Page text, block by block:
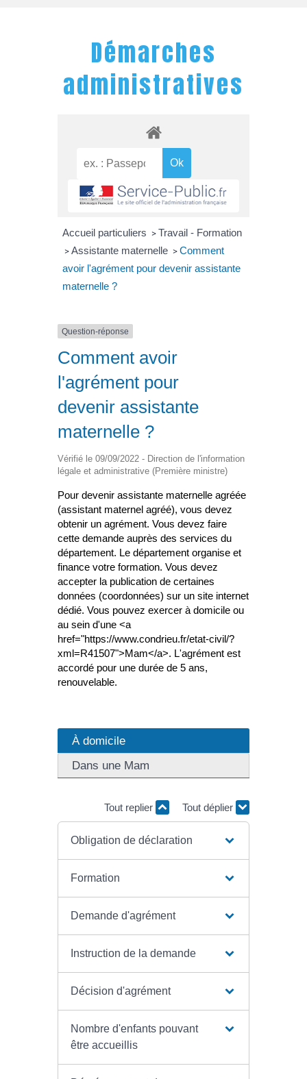
Démarches
administratives
Accueil particuliers > Travail - Formation
> Assistante maternelle > Comment
avoir l'agrément pour devenir assistante
maternelle ?
Question-réponse
Comment avoir
l'agrément pour
devenir assistante
maternelle ?
Vérifié le 09/09/2022 - Direction de l'information
légale et administrative (Première ministre)
Pour devenir assistante maternelle agréée
(assistant maternel agréé), vous devez
obtenir un agrément. Vous devez faire
cette demande auprès des services du
département. Le département organise et
finance votre formation. Vous devez
accepter la publication de certaines
données (coordonnées) sur un site internet
dédié. Vous pouvez exercer à domicile ou
au sein d'une <a
href="https://www.condrieu.fr/etat-civil/?
xml=R41507">Mam</a>. L'agrément est
accordé pour une durée de 5 ans,
renouvelable.
À domicile
Dans une Mam
Tout replier Tout déplier
Obligation de déclaration
Formation
Demande d'agrément
Instruction de la demande
Décision d'agrément
Nombre d'enfants pouvant
être accueillis